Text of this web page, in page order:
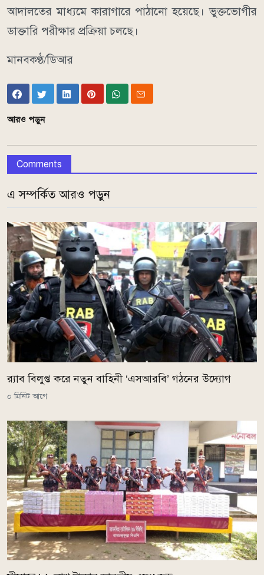
আদালতের মাধ্যমে কারাগারে পাঠানো হয়েছে। ভুক্তভোগীর
ডাক্তারি পরীক্ষার প্রক্রিয়া চলছে।
মানবকণ্ঠ/ডিআর
আরও পড়ুন
Comments
এ সম্পর্কিত আরও পড়ুন
র‌্যাব বিলুপ্ত করে নতুন বাহিনী ‘এসআরবি’ গঠনের উদ্যোগ
০ মিনিট আগে